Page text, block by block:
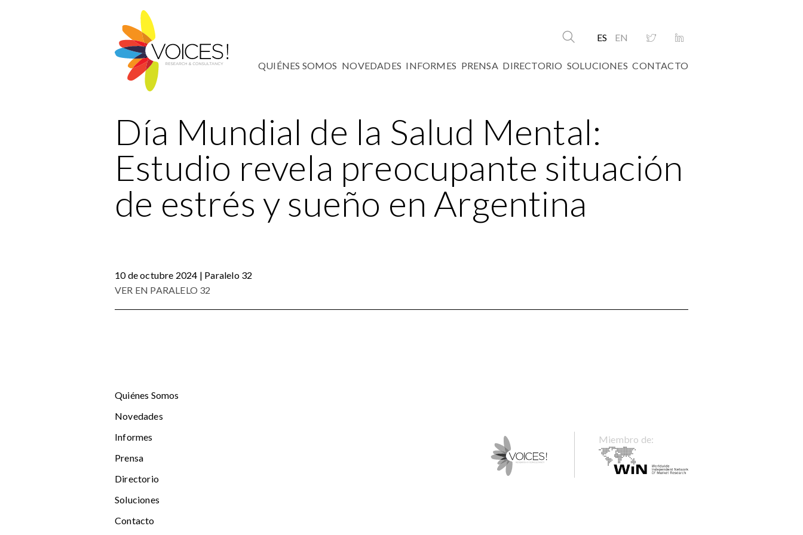
ES EN
QUIÉNES SOMOS NOVEDADES INFORMES PRENSA DIRECTORIO SOLUCIONES CONTACTO
Día Mundial de la Salud Mental:
Estudio revela preocupante situación
de estrés y sueño en Argentina
10 de octubre 2024 | Paralelo 32
VER EN PARALELO 32
Quiénes Somos
Novedades
Informes
Prensa
Directorio
Soluciones
Contacto
Miembro de: